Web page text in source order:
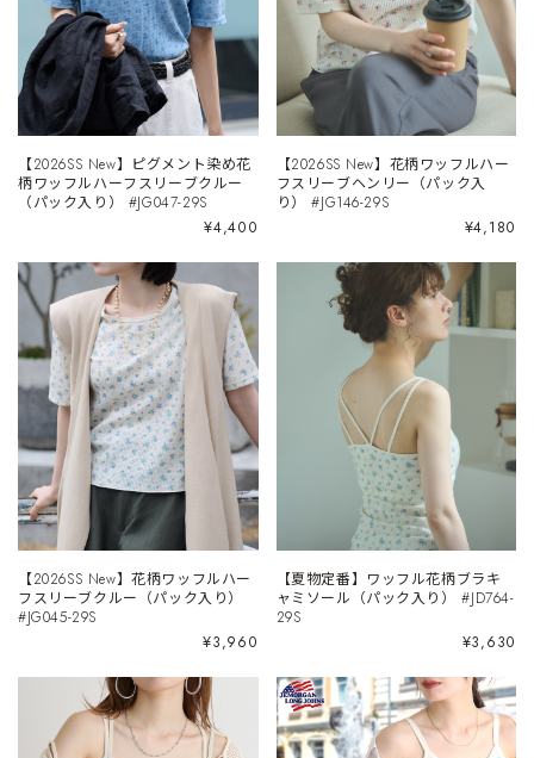
【2026SS New】ピグメント染め花
柄ワッフルハーフスリーブクルー
（パック入り） #JG047-29S
¥4,400
【2026SS New】花柄ワッフルハー
フスリーブヘンリー（パック入
り） #JG146-29S
¥4,180
【2026SS New】花柄ワッフルハー
フスリーブクルー（パック入り）
#JG045-29S
¥3,960
【夏物定番】ワッフル花柄ブラキ
ャミソール（パック入り） #JD764-
29S
¥3,630